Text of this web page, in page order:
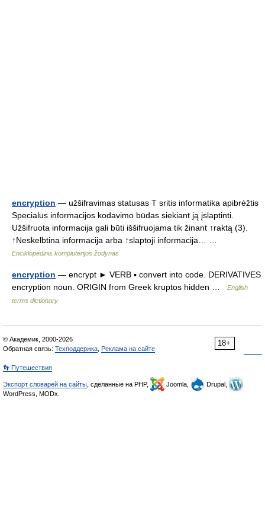
encryption — užšifravimas statusas T sritis informatika apibrėžtis
Specialus informacijos kodavimo būdas siekiant ją įslaptinti.
Užšifruota informacija gali būti iššifruojama tik žinant ↑raktą (3).
↑Neskelbtina informacija arba ↑slaptoji informacija… …
Enciklopedinis kompiuterijos žodynas
encryption — encrypt ► VERB ▪ convert into code. DERIVATIVES
encryption noun. ORIGIN from Greek kruptos hidden …
English
terms dictionary
18+
© Академик, 2000-2026
Обратная связь: Техподдержка Реклама на сайте
👣 Путешествия
Экспорт словарей на сайты , сделанные на PHP, Joomla,
Drupal,
WordPress, MODx.